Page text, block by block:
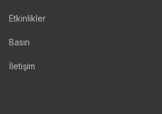
Etkinlikler
Basın
İletişim